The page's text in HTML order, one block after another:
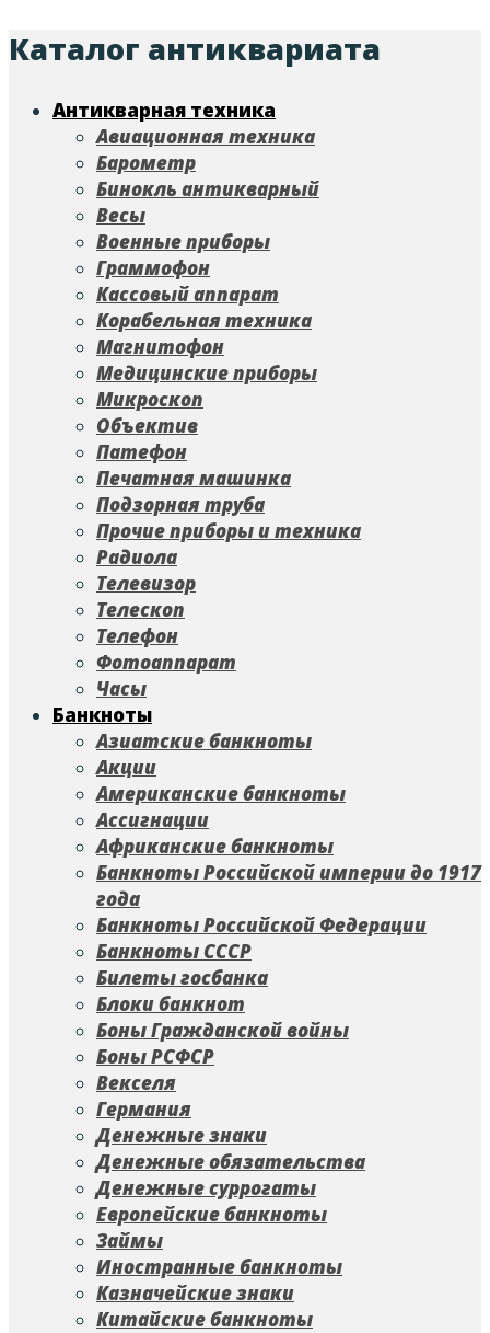
Каталог антиквариата
Антикварная техника
Авиационная техника
Барометр
Бинокль антикварный
Весы
Военные приборы
Граммофон
Кассовый аппарат
Корабельная техника
Магнитофон
Медицинские приборы
Микроскоп
Объектив
Патефон
Печатная машинка
Подзорная труба
Прочие приборы и техника
Радиола
Телевизор
Телескоп
Телефон
Фотоаппарат
Часы
Банкноты
Азиатские банкноты
Акции
Американские банкноты
Ассигнации
Африканские банкноты
Банкноты Российской империи до 1917
года
Банкноты Российской Федерации
Банкноты СССР
Билеты госбанка
Блоки банкнот
Боны Гражданской войны
Боны РСФСР
Векселя
Германия
Денежные знаки
Денежные обязательства
Денежные суррогаты
Европейские банкноты
Займы
Иностранные банкноты
Казначейские знаки
Китайские банкноты